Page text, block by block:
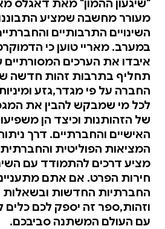
"שיגעון ההמון" מאת דאגלס
מעורר מחשבה שמציע
השינויים התרבותיים
במערב. מאריי טוען כי
איבדו את הערכים המסורתיים
תחליף בתרבות זהות חדשה
החברה על פי מגדר,גזע
לכל מי שמבקש להבין את
של הזהותנות וכיצד הן
האישיים והחברתיים. דרך
המציאות הפוליטית
מציע דרכים להתמודד עם
חירות הפרט. אם אתם
החברתיות החדשות
וזהות,ספר זה יספק לכם כלים
עם העולם המשתנה סביבכם.